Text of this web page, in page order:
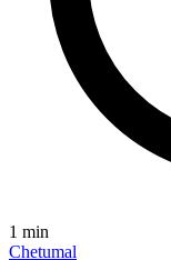
1 min
Chetumal